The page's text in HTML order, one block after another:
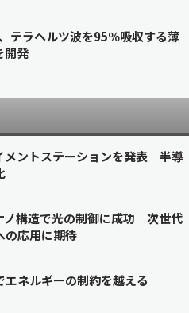
テラヘルツ波を95％吸収する薄
開発
メントステーションを発表 半導
ノ構造で光の制御に成功 次世代
の応用に期待
エネルギーの制約を越える